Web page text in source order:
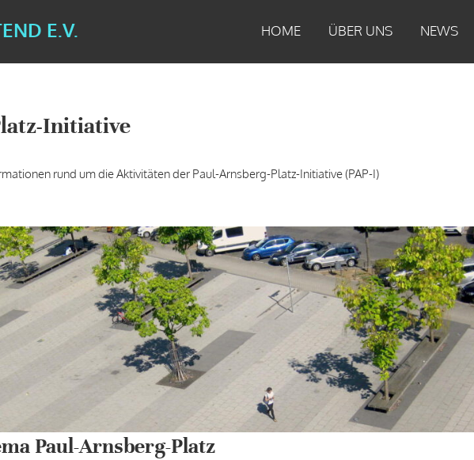
E.V. HOME ÜBER UNS NEWS
Initiative
rund um die Aktivitäten der Paul-Arnsberg-Platz-Initiative (PAP-I)
Paul-Arnsberg-Platz